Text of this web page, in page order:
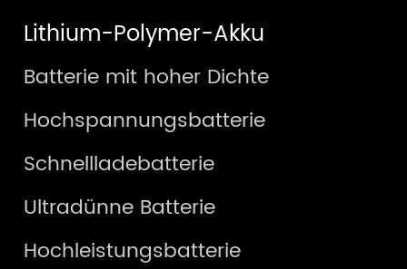
Lithium-Polymer-Akku
Batterie mit hoher Dichte
Hochspannungsbatterie
Schnellladebatterie
Ultradünne Batterie
Hochleistungsbatterie